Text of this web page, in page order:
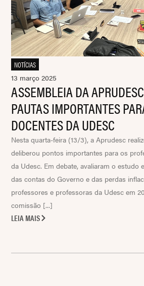
NOTÍCIAS
13 março 2025
ASSEMBLEIA DA
PAUTAS IMPORTANTES
DOCENTES DA UDESC
Nesta quarta-feira (13/3), a Aprudesc
deliberou pontos importantes para os
da Udesc. Em debate, avaliaram o estudo
das contas do Governo e das perdas
professores e professoras da Udesc em
comissão [...]
LEIA MAIS